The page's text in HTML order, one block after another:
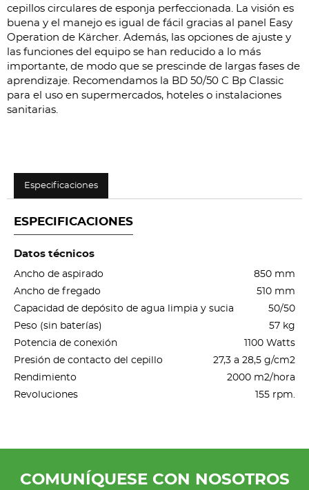
cepillos circulares de esponja perfeccionada. La visión es
buena y el manejo es igual de fácil gracias al panel Easy
Operation de Kärcher. Además, las opciones de ajuste y
las funciones del equipo se han reducido a lo más
importante, de modo que se prescinde de largas fases de
aprendizaje. Recomendamos la BD 50/50 C Bp Classic
para el uso en supermercados, hoteles o instalaciones
sanitarias.
Especificaciones
ESPECIFICACIONES
Datos técnicos
Ancho de aspirado
850 mm
Ancho de fregado
510 mm
Capacidad de depósito de agua limpia y sucia
50/50
Peso (sin baterías)
57 kg
Potencia de conexión
1100 Watts
Presión de contacto del cepillo
27,3 a 28,5 g/cm2
Rendimiento
2000 m2/hora
Revoluciones
155 rpm.
COMUNÍQUESE CON NOSOTROS